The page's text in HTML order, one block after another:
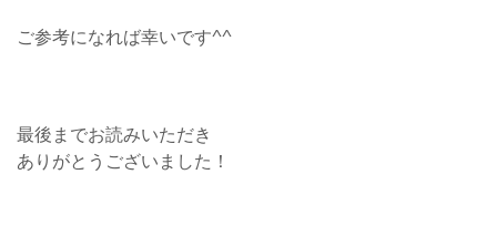
ご参考になれば幸いです^^
最後までお読みいただき
ありがとうございました！